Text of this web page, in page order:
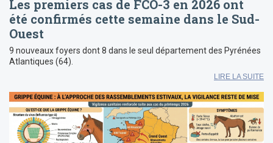
Les premiers cas de FCO-3 en 2026 ont
été confirmés cette semaine dans le Sud-
Ouest
9 nouveaux foyers dont 8 dans le seul département des Pyrénées
Atlantiques (64).
LIRE LA SUITE